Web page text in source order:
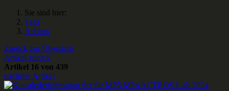
Sie sind hier:
Tags
Adomo
Zurück zur Übersicht
Artikel zurück
Artikel 16 von 439
nächster Artikel